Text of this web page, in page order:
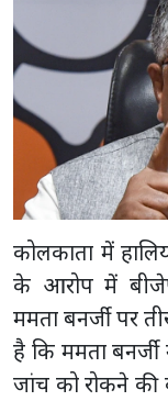
कोलकाता में
के आरोप में
ममता बनर्जी पर
है कि ममता
जांच को रोकने की